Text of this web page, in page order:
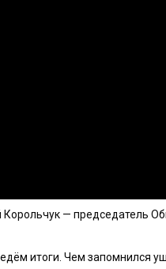
Корольчук — председатель
итоги. Чем запомнился